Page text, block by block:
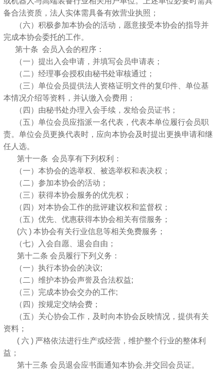
备合法资质，法人实体需具备有效营业执照；
（六）积极参加本协会的活动，愿意接受本协会的指导并
完成本协会委托的工作。
第十条 会员入会的程序：
（一）提出入会申请，并填写会员申请表；
（二）经理事会授权由秘书处审核通过；
（三）单位会员提供法人资格证明文件的复印件、单位基
本情况介绍等资料，并认缴入会费用；
（四）由秘书处办理入会手续，发给会员证书；
（五）单位会员应指派一名代表，代表本单位履行会员职
责。单位会员更换代表时，应向本协会及时提出更换申请和继
任人选。
第十一条 会员享有下列权利：
（一）本协会的选举权、被选举权和表决权；
（二）参加本协会的活动；
（三）获得本协会服务的优先权；
（四）对本协会工作的批评建议权和监督权；
（五）优先、优惠获得本协会相关有偿服务；
(六 ) 本协会有关行业信息等相关免费服务；
（七）入会自愿、退会自由；
第十二条 会员履行下列义务：
（一）执行本协会的决议;
（二）维护本协会声誉及合法权益;
（三）完成本协会交办的工作;
（四）按规定交纳会费；
（五）关心协会工作，及时向本协会反映情况，提供有关
资料；
( 六 ) 严格依法进行生产或经营，维护整个行业的整体利
益；
第十三条 会员退会应书面通知本协会,并交回会员证。